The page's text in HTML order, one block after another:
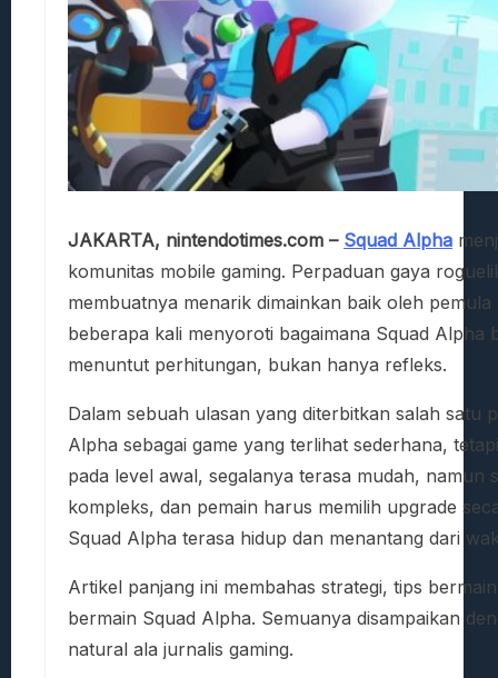
JAKARTA, nintendotimes.com – Squad Alpha
komunitas mobile gaming. Perpaduan gaya
membuatnya menarik dimainkan baik oleh
beberapa kali menyoroti bagaimana Squad Alpha
menuntut perhitungan, bukan hanya refleks.
Dalam sebuah ulasan yang diterbitkan salah satu
Alpha sebagai game yang terlihat sederhana,
pada level awal, segalanya terasa mudah,
kompleks, dan pemain harus memilih upgrade
Squad Alpha terasa hidup dan menantang dari
Artikel panjang ini membahas strategi, tips
bermain Squad Alpha. Semuanya disampaikan
natural ala jurnalis gaming.